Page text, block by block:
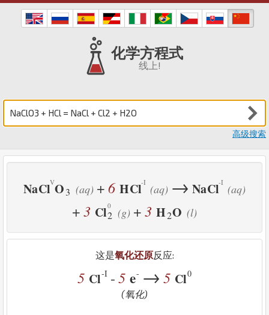
化学方程式
线上!
高级搜索
NaCl O3 (aq) +6 HCl (aq) → NaCl (aq)
+3 Cl2 (g) +3 H2O (l)
这是氧化还原反应:
5 Cl-I -5 e- → 5 Cl0
(氧化)